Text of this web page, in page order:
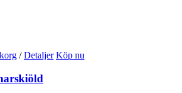
/ Detaljer Köp nu